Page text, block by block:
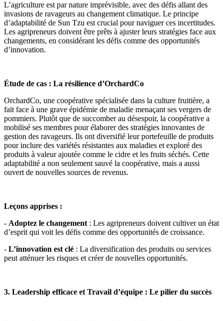
L’agriculture est par nature imprévisible, avec des défis allant des
invasions de ravageurs au changement climatique. Le principe
d’adaptabilité de Sun Tzu est crucial pour naviguer ces incertitudes.
Les agripreneurs doivent être prêts à ajuster leurs stratégies face aux
changements, en considérant les défis comme des opportunités
d’innovation.
Étude de cas : La résilience d’OrchardCo
OrchardCo, une coopérative spécialisée dans la culture fruitière, a
fait face à une grave épidémie de maladie menaçant ses vergers de
pommiers. Plutôt que de succomber au désespoir, la coopérative a
mobilisé ses membres pour élaborer des stratégies innovantes de
gestion des ravageurs. Ils ont diversifié leur portefeuille de produits
pour inclure des variétés résistantes aux maladies et exploré des
produits à valeur ajoutée comme le cidre et les fruits séchés. Cette
adaptabilité a non seulement sauvé la coopérative, mais a aussi
ouvert de nouvelles sources de revenus.
Leçons apprises :
- Adoptez le changement : Les agripreneurs doivent cultiver un état
d’esprit qui voit les défis comme des opportunités de croissance.
- L’innovation est clé : La diversification des produits ou services
peut atténuer les risques et créer de nouvelles opportunités.
3. Leadership efficace et Travail d’équipe : Le pilier du succès